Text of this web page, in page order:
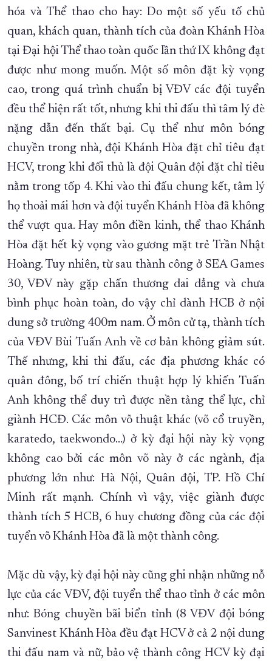
hóa và Thể thao cho hay: Do một số yếu tố chủ
quan, khách quan, thành tích của đoàn Khánh Hòa
tại Đại hội Thể thao toàn quốc lần thứ IX không đạt
được như mong muốn. Một số môn đặt kỳ vọng
cao, trong quá trình chuẩn bị VĐV các đội tuyển
đều thể hiện rất tốt, nhưng khi thi đấu thì tâm lý đè
nặng dẫn đến thất bại. Cụ thể như môn bóng
chuyền trong nhà, đội Khánh Hòa đặt chỉ tiêu đạt
HCV, trong khi đối thủ là đội Quân đội đặt chỉ tiêu
nằm trong tốp 4. Khi vào thi đấu chung kết, tâm lý
họ thoải mái hơn và đội tuyển Khánh Hòa đã không
thể vượt qua. Hay môn điền kinh, thể thao Khánh
Hòa đặt hết kỳ vọng vào gương mặt trẻ Trần Nhật
Hoàng. Tuy nhiên, từ sau thành công ở SEA Games
30, VĐV này gặp chấn thương dai dẳng và chưa
bình phục hoàn toàn, do vậy chỉ dành HCB ở nội
dung sở trường 400m nam. Ở môn cử tạ, thành tích
của VĐV Bùi Tuấn Anh về cơ bản không giảm sút.
Thế nhưng, khi thi đấu, các địa phương khác có
quân đông, bố trí chiến thuật hợp lý khiến Tuấn
Anh không thể duy trì được nền tảng thể lực, chỉ
giành HCĐ. Các môn võ thuật khác (võ cổ truyền,
karatedo, taekwondo…) ở kỳ đại hội này kỳ vọng
không cao bởi các môn võ này ở các ngành, địa
phương lớn như: Hà Nội, Quân đội, TP. Hồ Chí
Minh rất mạnh. Chính vì vậy, việc giành được
thành tích 5 HCB, 6 huy chương đồng của các đội
tuyển võ Khánh Hòa đã là một thành công.
Mặc dù vậy, kỳ đại hội này cũng ghi nhận những nỗ
lực của các VĐV, đội tuyển thể thao tỉnh ở các môn
như: Bóng chuyền bãi biển tỉnh (8 VĐV đội bóng
Sanvinest Khánh Hòa đều đạt HCV ở cả 2 nội dung
thi đấu nam và nữ, bảo vệ thành công HCV kỳ đại